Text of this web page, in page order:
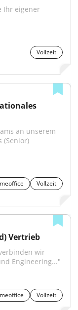
Ihr eigener
Vollzeit
an unserem
Vollzeit
Vertrieb
wir
Engineering..."
Vollzeit